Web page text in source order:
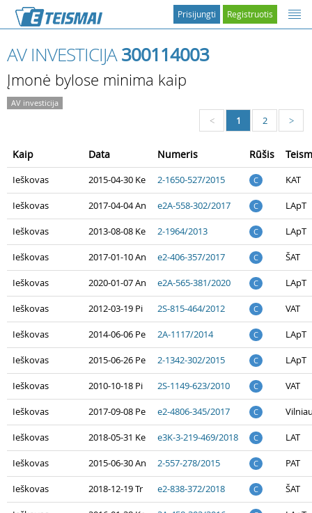
Registruotis
Prisijungti
AV INVESTICIJA300114003
Įmonė bylose minima kaip
AV investicija
< 1 2 >
Kaip Data Numeris Rūšis
Ieškovas 2015-04-30 Ke 2-1650-527/2015 C KAT
Ieškovas 2017-04-04 An e2A-558-302/2017 C LApT
Ieškovas 2013-08-08 Ke 2-1964/2013 C LApT
Ieškovas 2017-01-10 An e2-406-357/2017 C ŠAT
Ieškovas 2020-01-07 An e2A-565-381/2020 C LApT
Ieškovas 2012-03-19 Pi 2S-815-464/2012 C VAT
Ieškovas 2014-06-06 Pe 2A-1117/2014 C LApT
Ieškovas 2015-06-26 Pe 2-1342-302/2015 C LApT
Ieškovas 2010-10-18 Pi 2S-1149-623/2010 C VAT
Ieškovas 2017-09-08 Pe e2-4806-345/2017 C
Ieškovas 2018-05-31 Ke e3K-3-219-469/2018 C LAT
Ieškovas 2015-06-30 An 2-557-278/2015 C PAT
Ieškovas 2018-12-19 Tr e2-838-372/2018 C ŠAT